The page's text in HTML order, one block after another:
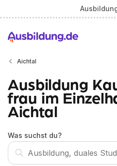
Aichtal
Ausbildung
frau im
Aichtal
Was suchst du?